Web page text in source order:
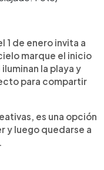
1 de enero invita a
marque el inicio
la playa y
para compartir
es una opción
y luego quedarse a